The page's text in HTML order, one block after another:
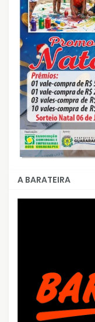
A BARATEIRA